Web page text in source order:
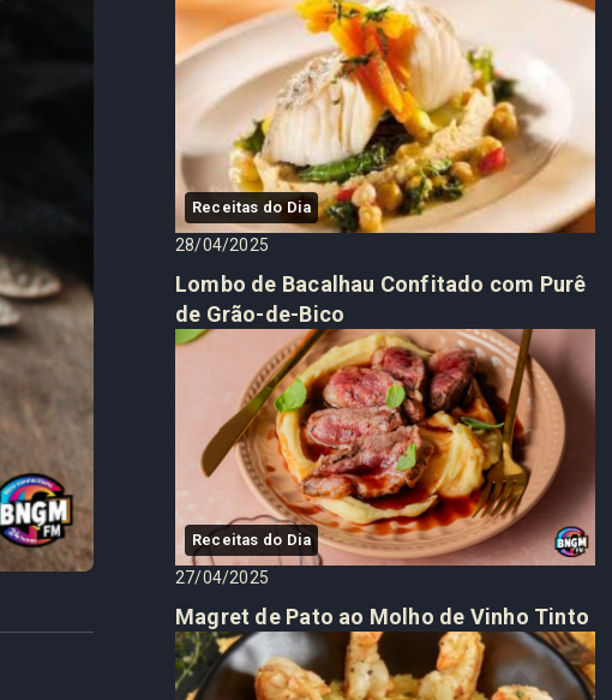
Receitas do Dia
28/04/2025
Lombo de Bacalhau Confitado com Purê
de Grão-de-Bico
Receitas do Dia
27/04/2025
Magret de Pato ao Molho de Vinho Tinto